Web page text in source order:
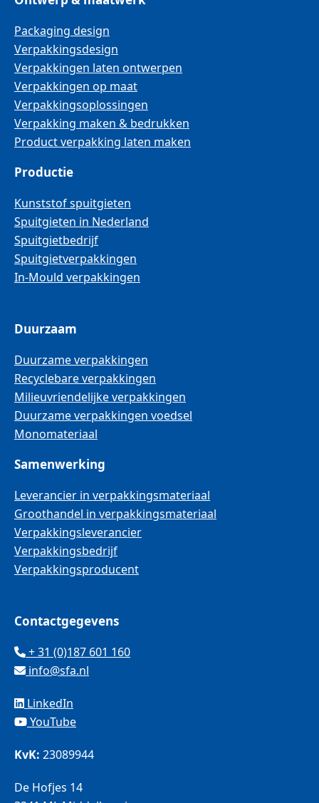
Packaging design
Verpakkingsdesign
Verpakkingen laten ontwerpen
Verpakkingen op maat
Verpakkingsoplossingen
Verpakking maken & bedrukken
Product verpakking laten maken
Productie
Kunststof spuitgieten
Spuitgieten in Nederland
Spuitgietbedrijf
Spuitgietverpakkingen
In-Mould verpakkingen
Duurzaam
Duurzame verpakkingen
Recyclebare verpakkingen
Milieuvriendelijke verpakkingen
Duurzame verpakkingen voedsel
Monomateriaal
Samenwerking
Leverancier in verpakkingsmateriaal
Groothandel in verpakkingsmateriaal
Verpakkingsleverancier
Verpakkingsbedrijf
Verpakkingsproducent
Contactgegevens
+ 31 (0)187 601 160
info@sfa.nl
LinkedIn
YouTube
KvK: 23089944
De Hofjes 14